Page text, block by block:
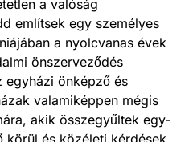
a valóság
említsek egy személyes
a nyolcvanas évek
önszerveződés
egyházi önképző és
valamiképpen mégis
akik összegyűltek egy-